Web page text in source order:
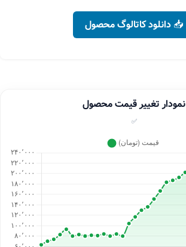
📥 دانلود کاتالوگ محصول
نمودار تغییر قیمت محصول
✅